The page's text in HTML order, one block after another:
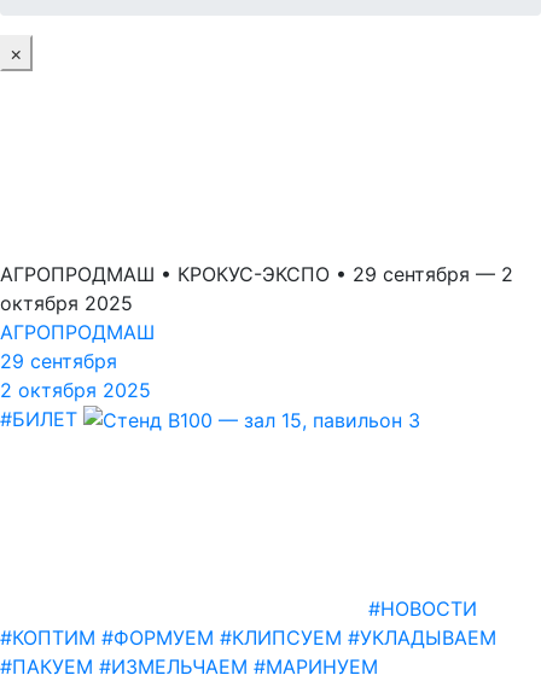
×
АГРОПРОДМАШ • КРОКУС-ЭКСПО • 29 сентября — 2
октября 2025
АГРОПРОДМАШ
29 сентября
2 октября 2025
#БИЛЕТ
#НОВОСТИ
#КОПТИМ #ФОРМУЕМ #КЛИПСУЕМ #УКЛАДЫВАЕМ
#ПАКУЕМ #ИЗМЕЛЬЧАЕМ #МАРИНУЕМ